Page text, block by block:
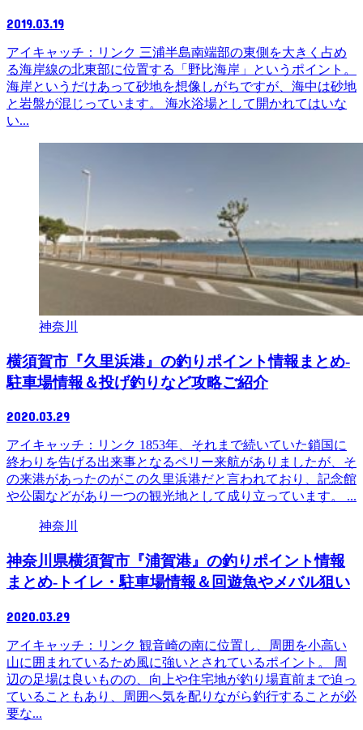
2019.03.19
アイキャッチ：リンク 三浦半島南端部の東側を大きく占め
る海岸線の北東部に位置する「野比海岸」というポイント。
海岸というだけあって砂地を想像しがちですが、海中は砂地
と岩盤が混じっています。 海水浴場として開かれてはいな
い...
神奈川
横須賀市『久里浜港』の釣りポイント情報まとめ-
駐車場情報＆投げ釣りなど攻略ご紹介
2020.03.29
アイキャッチ：リンク 1853年、それまで続いていた鎖国に
終わりを告げる出来事となるペリー来航がありましたが、そ
の来港があったのがこの久里浜港だと言われており、記念館
や公園などがあり一つの観光地として成り立っています。 ...
神奈川
神奈川県横須賀市『浦賀港』の釣りポイント情報
まとめ-トイレ・駐車場情報＆回遊魚やメバル狙い
2020.03.29
アイキャッチ：リンク 観音崎の南に位置し、周囲を小高い
山に囲まれているため風に強いとされているポイント。 周
辺の足場は良いものの、向上や住宅地が釣り場直前まで迫っ
ていることもあり、周囲へ気を配りながら釣行することが必
要な...